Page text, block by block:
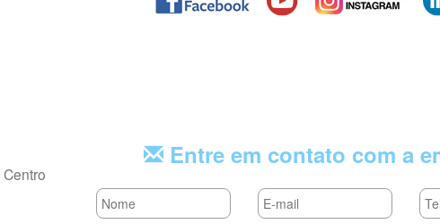
Entre em contato com a